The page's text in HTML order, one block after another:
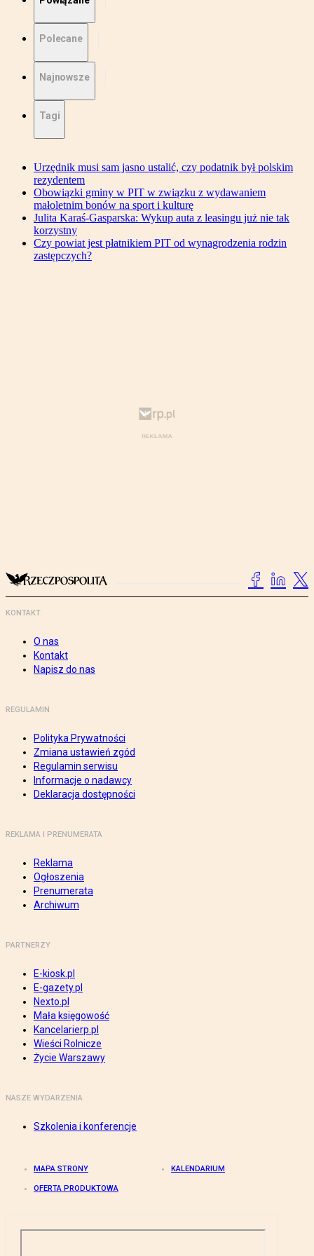
Polecane
Najnowsze
Tagi
Urzędnik musi sam jasno ustalić, czy podatnik był polskim
rezydentem
Obowiązki gminy w PIT w związku z wydawaniem
małoletnim bonów na sport i kulturę
Julita Karaś-Gasparska: Wykup auta z leasingu już nie tak
korzystny
Czy powiat jest płatnikiem PIT od wynagrodzenia rodzin
zastępczych?
KONTAKT
O nas
Kontakt
Napisz do nas
REGULAMIN
Polityka Prywatności
Zmiana ustawień zgód
Regulamin serwisu
Informacje o nadawcy
Deklaracja dostępności
REKLAMA I PRENUMERATA
Reklama
Ogłoszenia
Prenumerata
Archiwum
PARTNERZY
E-kiosk.pl
E-gazety.pl
Nexto.pl
Mała księgowość
Kancelarierp.pl
Wieści Rolnicze
Życie Warszawy
NASZE WYDARZENIA
Szkolenia i konferencje
MAPA STRONY KALENDARIUM
OFERTA PRODUKTOWA